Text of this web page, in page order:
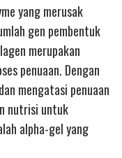
yang merusak
gen pembentuk
merupakan
penuaan. Dengan
mengatasi penuaan
nutrisi untuk
alpha-gel yang